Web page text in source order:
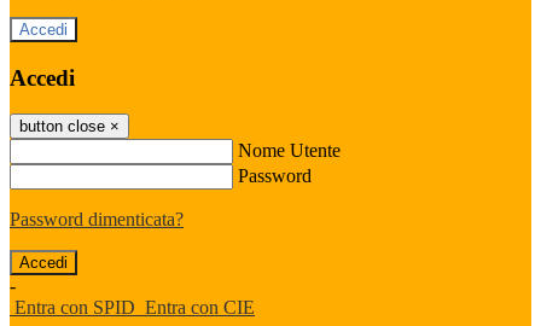
Accedi
Accedi
button close ×
Nome Utente
Password
Password dimenticata?
-
Entra con SPID Entra con CIE